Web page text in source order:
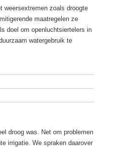
weersextremen zoals droogte
maatregelen ze
doel om openluchtsiertelers in
watergebruik te
droog was. Net om problemen
irrigatie. We spraken daarover